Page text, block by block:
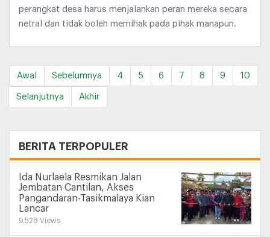
perangkat desa harus menjalankan peran mereka secara
netral dan tidak boleh memihak pada pihak manapun.
Awal Sebelumnya 4 5 6 7 8 9 10
Selanjutnya Akhir
BERITA TERPOPULER
Ida Nurlaela Resmikan Jalan
Jembatan Cantilan, Akses
Pangandaran-Tasikmalaya Kian
Lancar
9.528 Views